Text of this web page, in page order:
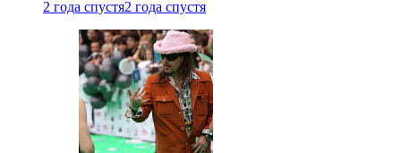
2 года спустя2 года спустя